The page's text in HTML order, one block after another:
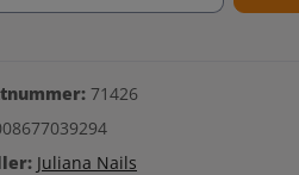
71426
Juliana Nails